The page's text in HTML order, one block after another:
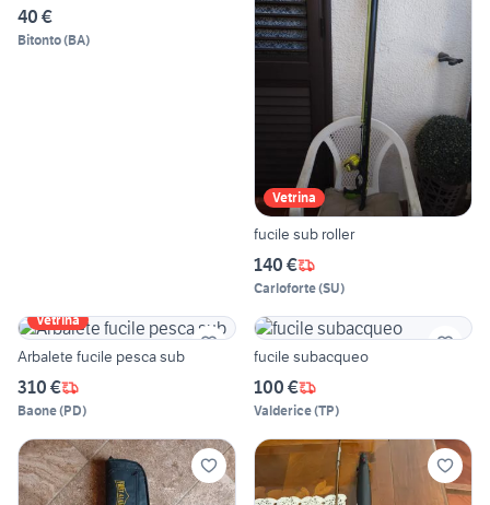
40 €
Bitonto(BA)
Vetrina
fucile sub roller
140 €
Carloforte(SU)
Vetrina
Arbalete fucile pesca sub
310 €
Baone(PD)
fucile subacqueo
100 €
Valderice(TP)